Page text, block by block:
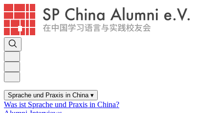
Sprache und Praxis in China ▾
Was ist Sprache und Praxis in China?